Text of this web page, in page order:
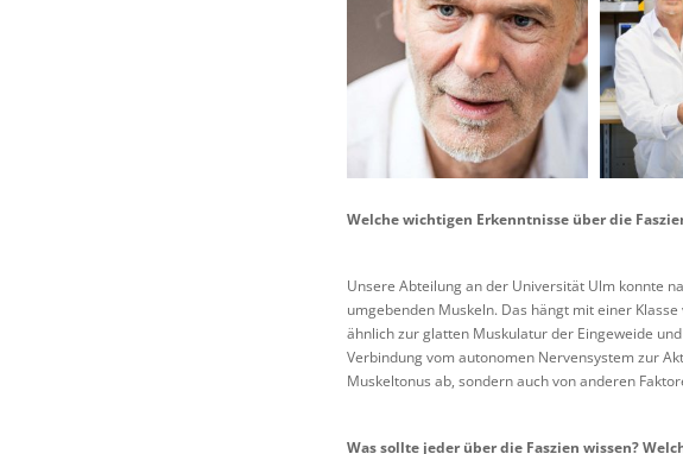
Welche wichtigen Erkenntnisse über die
Unsere Abteilung an der Universität Ulm konnte
umgebenden Muskeln. Das hängt mit einer
ähnlich zur glatten Muskulatur der Eingeweide
Verbindung vom autonomen Nervensystem zur
Muskeltonus ab, sondern auch von anderen
Was sollte jeder über die Faszien wissen?